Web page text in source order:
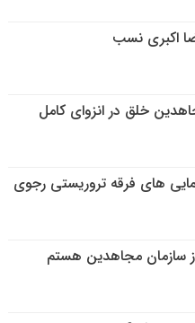
اکبری نسب
خلق در انزوای کامل
های فرقه تروریستی رجوی
سازمان مجاهدین هستم